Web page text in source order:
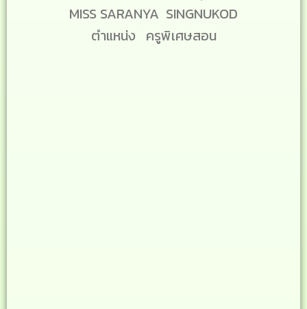
MISS SARANYA SINGNUKOD
ตำแหน่ง ครูพิเศษสอน